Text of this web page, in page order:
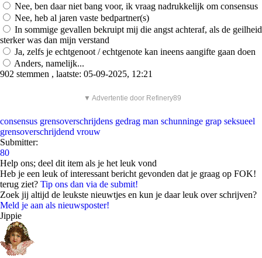
Nee, ben daar niet bang voor, ik vraag nadrukkelijk om consensus
Nee, heb al jaren vaste bedpartner(s)
In sommige gevallen bekruipt mij die angst achteraf, als de geilheid
sterker was dan mijn verstand
Ja, zelfs je echtgenoot / echtgenote kan ineens aangifte gaan doen
Anders, namelijk...
902 stemmen , laatste: 05-09-2025, 12:21
▼ Advertentie door Refinery89
consensus grensoverschrijdens gedrag man schunninge grap seksueel
grensoverschrijdend vrouw
Submitter:
80
Help ons; deel dit item als je het leuk vond
Heb je een leuk of interessant bericht gevonden dat je graag op FOK!
terug ziet? Tip ons dan via de submit!
Zoek jij altijd de leukste nieuwtjes en kun je daar leuk over schrijven?
Meld je aan als nieuwsposter!
Jippie